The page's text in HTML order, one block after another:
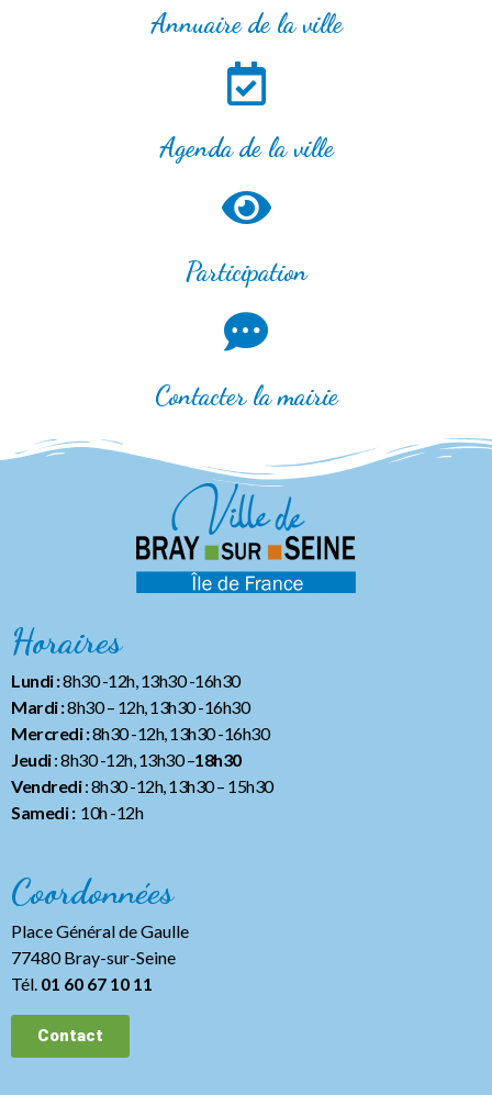
Annuaire de la ville
Agenda de la ville
Participation
Contacter la mairie
Horaires
Lundi :8h30 -12h, 13h30 -16h30
Mardi :8h30 – 12h, 13h30 -16h30
Mercredi :8h30 -12h, 13h30 -16h30
Jeudi: 8h30 -12h, 13h30 –18h30
Vendredi: 8h30 -12h, 13h30– 15h30
Samedi :10h -12h
Coordonnées
Place Général de Gaulle
77480 Bray-sur-Seine
Tél. 01 60 67 10 11
Contact